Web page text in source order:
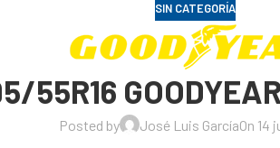
SIN CATEGORÍA
55R16
Posted by José Luis GarcíaOn 14